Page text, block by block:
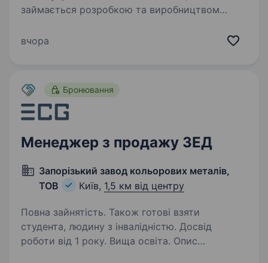
займається розробкою та виробництвом
Ми активно масштабуємося, і тому шукаємо
вчора
Бронювання
Менеджер з продажу ЗЕД
Запорізький завод кольорових металів,
ТОВ
Київ, 1,5 км від центру
Повна зайнятість. Також готові взяти
студента, людину з інвалідністю. Досвід
роботи від 1 року. Вища освіта. Опис